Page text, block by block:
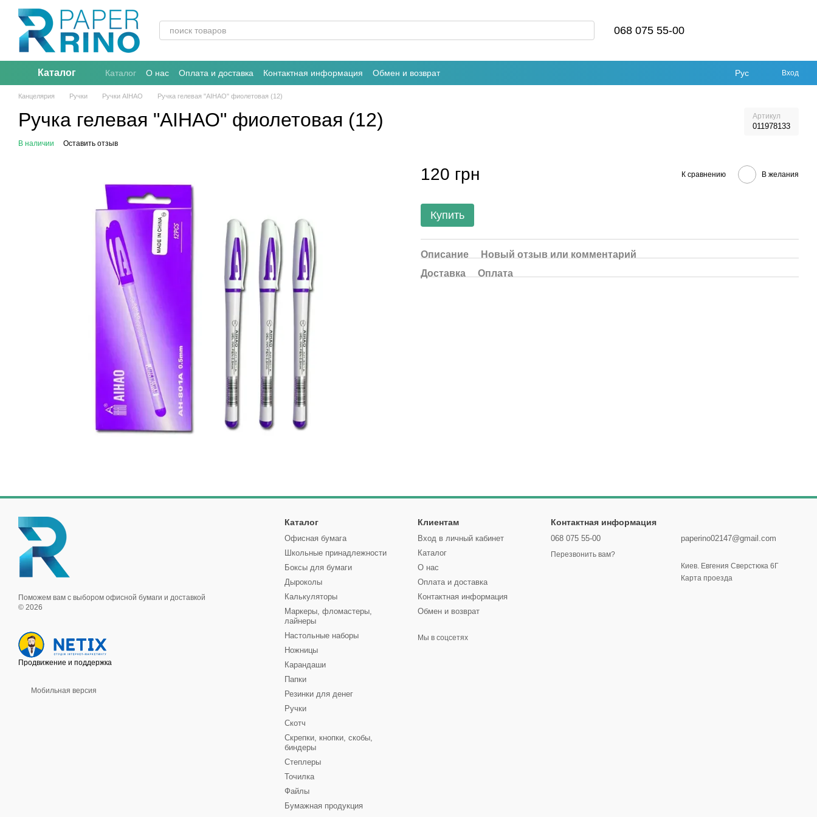
Перейти к основному контенту
068 075 55-00
Каталог Каталог О нас Оплата и доставка Контактная информация Обмен и возврат Рус Вход
Канцелярия Ручки Ручки AIHAO Ручка гелевая "AIHAO" фиолетовая (12)
Ручка гелевая "AIHAO" фиолетовая (12) Артикул
011978133
В наличии Оставить отзыв
120 грн К сравнению В желания
Купить
Описание
Новый отзыв или комментарий
Доставка
Оплата
Поможем вам с выбором офисной бумаги и доставкой
© 2026
Продвижение и поддержка
Мобильная версия
Каталог
Офисная бумага
Школьные принадлежности
Боксы для бумаги
Дыроколы
Калькуляторы
Маркеры, фломастеры,
лайнеры
Настольные наборы
Ножницы
Карандаши
Папки
Резинки для денег
Ручки
Скотч
Скрепки, кнопки, скобы,
биндеры
Степлеры
Точилка
Файлы
Бумажная продукция
Клиентам
Вход в личный кабинет
Каталог
О нас
Оплата и доставка
Контактная информация
Обмен и возврат
Мы в соцсетях
Контактная информация
068 075 55-00
Перезвонить вам?
paperino02147@gmail.com
Киев. Евгения Сверстюка 6Г
Карта проезда